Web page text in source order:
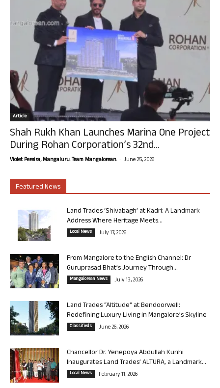
Article
Shah Rukh Khan Launches Marina One Project
During Rohan Corporation’s 32nd...
Violet Pereira, Mangaluru. Team Mangalorean. - June 25, 2026
Featured News
Land Trades ‘Shivabagh’ at Kadri: A Landmark
Address Where Heritage Meets...
Local News July 17, 2026
From Mangalore to the English Channel: Dr
Guruprasad Bhat’s Journey Through...
Mangalorean News July 13, 2026
Land Trades “Altitude” at Bendoorwell:
Redefining Luxury Living in Mangalore’s Skyline
Classifieds June 26, 2026
Chancellor Dr. Yenepoya Abdullah Kunhi
Inaugurates Land Trades’ ALTURA, a Landmark...
Local News February 11, 2026